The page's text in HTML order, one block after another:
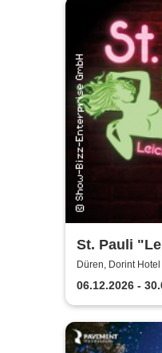
St. Pauli
Stange" -
Düren, Dorint
06.12.2026 -